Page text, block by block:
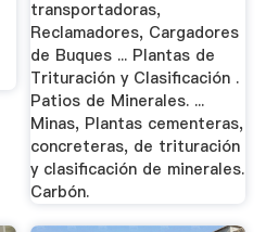
transportadoras,
Reclamadores, Cargadores
de Buques ... Plantas de
Trituración y Clasificación .
Patios de Minerales. ...
Minas, Plantas cementeras,
concreteras, de trituración
y clasificación de minerales.
Carbón.